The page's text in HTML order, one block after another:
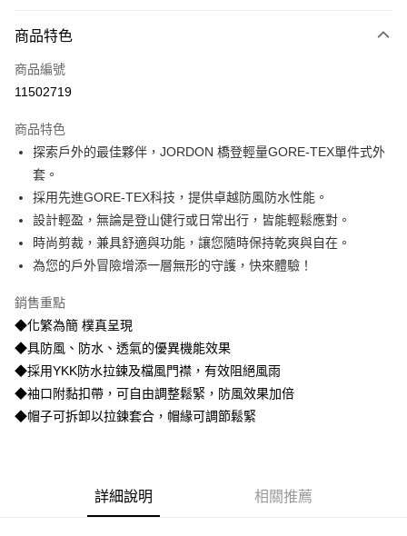
信用卡一次付款
信用卡分期付款
合作金庫商業銀行
華南商業銀行
彰化商業銀行
上海商業儲蓄銀行
國泰世華商業銀行
兆豐國際商業銀行
臺灣中小企業銀行
台中商業銀行
匯豐（台灣）商業銀行
華泰商業銀行
聯邦商業銀行
遠東國際商業銀行
元大商業銀行
永豐商業銀行
台新國際商業銀行
台灣樂天信用卡公司
6 期 0 利率 每期
華南商業銀行
上海商業儲蓄銀行
台北富邦商業銀行
國泰世華商業銀行
兆豐國際商業銀行
臺灣中小企業銀行
台中商業銀行
匯豐（台灣）商業銀行
華泰商業銀行
元大商業銀行
玉山商業銀行
台灣樂天信用卡公司
超商取貨付款
LINE Pay
街口支付
悠遊付
全盈+PAY
【關於「AFTEE先享後付」】
AFTEE先享後付是「在收到商品之後才付款」的支付方式。 讓您購物簡單
便利好安心！
【「AFTEE先享後付」結帳流程】
ATM付款
每筆NT$80，滿NT$800(含以上)免運費
商品特色
商品編號
11502719
商品特色
探索戶外的最佳夥伴，JORDON 橋登輕量GORE-TEX單件式外
套。
採用先進GORE-TEX科技，提供卓越防風防水性能。
設計輕盈，無論是登山健行或日常出行，皆能輕鬆應對。
時尚剪裁，兼具舒適與功能，讓您隨時保持乾爽與自在。
為您的戶外冒險增添一層無形的守護，快來體驗！
銷售重點
◆化繁為簡 樸真呈現
◆具防風、防水、透氣的優異機能效果
◆採用YKK防水拉鍊及檔風門襟，有效阻絕風雨
◆袖口附黏扣帶，可自由調整鬆緊，防風效果加倍
◆帽子可拆卸以拉鍊套合，帽緣可調節鬆緊
詳細說明 相關推薦